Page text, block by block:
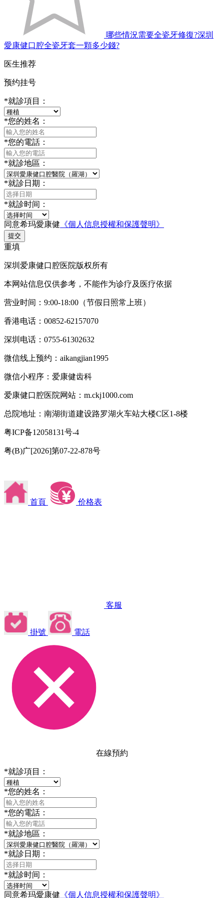
哪些情況需要全瓷牙修復?深圳
愛康健口腔全瓷牙套一顆多少錢?
医生推荐
预约挂号
*就診項目：
*您的姓名：
*您的電話：
*就診地區：
*就診日期：
*就診时间：
同意希玛愛康健 《個人信息授權和保護聲明》
提交
重填
深圳爱康健口腔医院版权所有
本网站信息仅供参考，不能作为诊疗及医疗依据
营业时间：9:00-18:00（节假日照常上班）
香港电话：00852-62157070
深圳电话：0755-61302632
微信线上预约：aikangjian1995
微信小程序：爱康健齿科
爱康健口腔医院网站：m.ckj1000.com
总院地址：南湖街道建设路罗湖火车站大楼C区1-8楼
粤ICP备12058131号-4
粤(B)广[2026]第07-22-878号
首頁 价格表
客服
掛號 電話
在線預約
*就診項目：
*您的姓名：
*您的電話：
*就診地區：
*就診日期：
*就診时间：
同意希玛愛康健 《個人信息授權和保護聲明》